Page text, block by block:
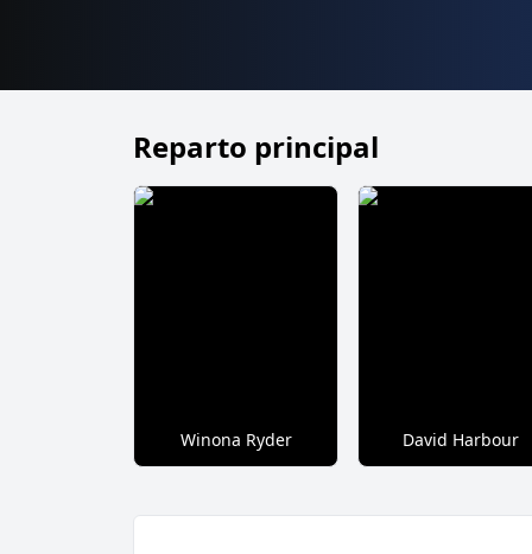
Reparto principal
Winona Ryder David Harbour